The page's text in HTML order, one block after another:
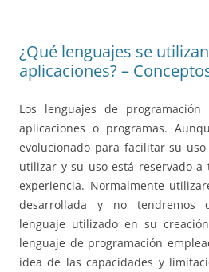
¿Qué lenguajes se
aplicaciones? –
Los lenguajes de
aplicaciones o programas.
evolucionado para facilitar su
utilizar y su uso está reservado a
experiencia. Normalmente
desarrollada y no tendremos
lenguaje utilizado en su
lenguaje de programación
idea de las capacidades y